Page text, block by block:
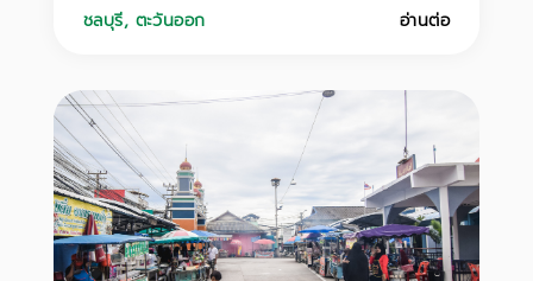
ชลบุรี, ตะวันออก อ่านต่อ